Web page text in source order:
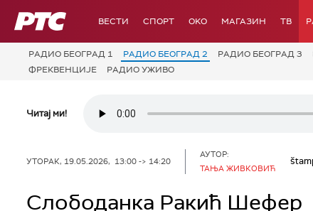
РТС ВЕСТИ СПОРТ OKO МАГАЗИН ТВ
РАДИО БЕОГРАД 1 РАДИО БЕОГРАД 2 РАДИО БЕОГРАД 3
ФРЕКВЕНЦИЈЕ
РАДИО УЖИВО
Читај ми!
УТОРАК, 19.05.2026, 13:00 -> 14:20
АУТОР:
ТАЊА ЖИВКОВИЋ
Слободанка Ракић Шефер